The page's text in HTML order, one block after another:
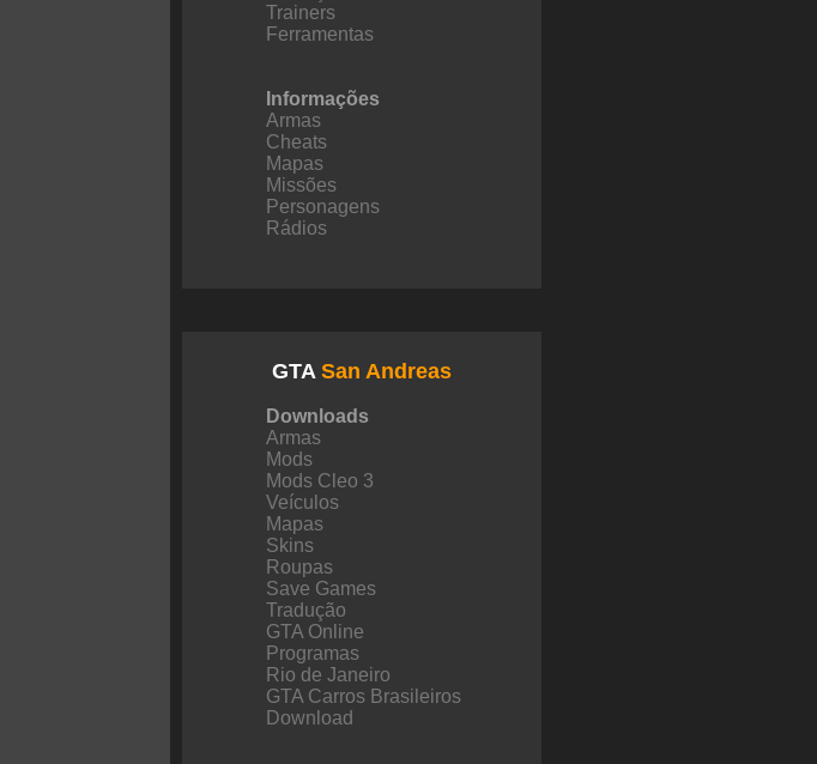
Trainers
Ferramentas
Informações
Armas
Cheats
Mapas
Missões
Personagens
Rádios
GTA San Andreas
Downloads
Armas
Mods
Mods Cleo 3
Veículos
Mapas
Skins
Roupas
Save Games
Tradução
GTA Online
Programas
Rio de Janeiro
GTA Carros Brasileiros
Download